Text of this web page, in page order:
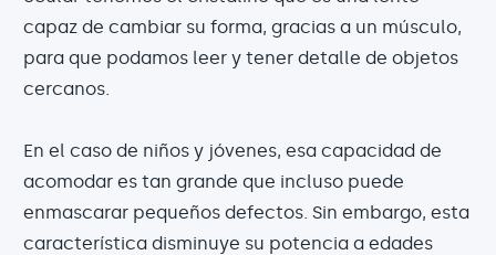
capaz de cambiar su forma, gracias a un músculo,
para que podamos leer y tener detalle de objetos
cercanos.
En el caso de niños y jóvenes, esa capacidad de
acomodar es tan grande que incluso puede
enmascarar pequeños defectos. Sin embargo, esta
característica disminuye su potencia a edades